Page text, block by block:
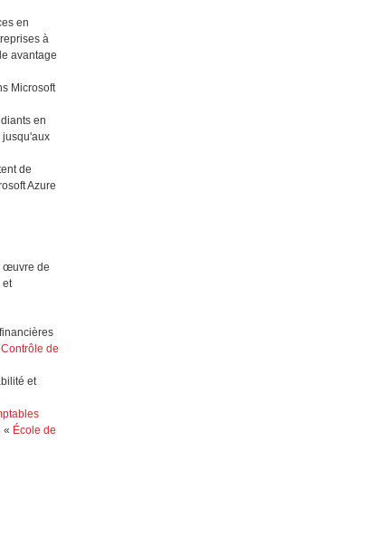
en
à
avantage
Microsoft
en
jusqu'aux
de
Azure
œuvre de
et
Contrôle de
et
« École de